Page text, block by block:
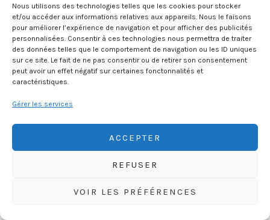
Nous utilisons des technologies telles que les cookies pour stocker
et/ou accéder aux informations relatives aux appareils. Nous le faisons
pour améliorer l’expérience de navigation et pour afficher des publicités
personnalisées. Consentir à ces technologies nous permettra de traiter
des données telles que le comportement de navigation ou les ID uniques
sur ce site. Le fait de ne pas consentir ou de retirer son consentement
peut avoir un effet négatif sur certaines fonctonnalités et
caractéristiques.
Gérer les services
ACCEPTER
REFUSER
VOIR LES PRÉFÉRENCES